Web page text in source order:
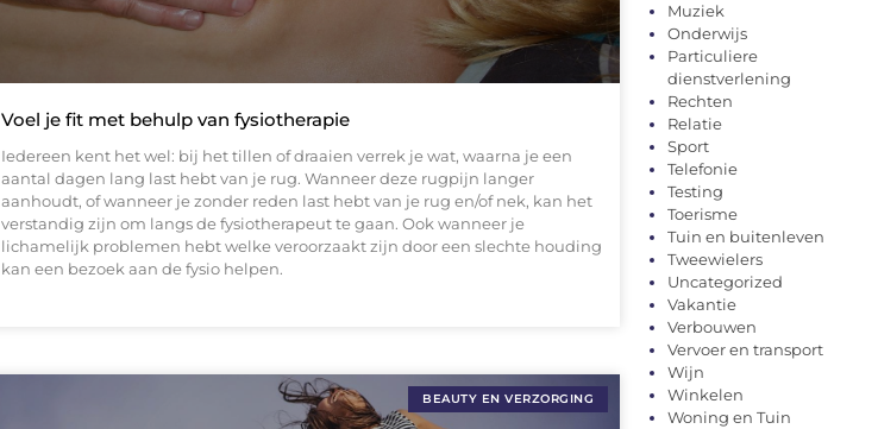
Voel je fit met behulp van fysiotherapie
Iedereen kent het wel: bij het tillen of draaien verrek je wat, waarna je een
aantal dagen lang last hebt van je rug. Wanneer deze rugpijn langer
aanhoudt, of wanneer je zonder reden last hebt van je rug en/of nek, kan het
verstandig zijn om langs de fysiotherapeut te gaan. Ook wanneer je
lichamelijk problemen hebt welke veroorzaakt zijn door een slechte houding
kan een bezoek aan de fysio helpen.
BEAUTY EN VERZORGING
Muziek
Onderwijs
Particuliere
dienstverlening
Rechten
Relatie
Sport
Telefonie
Testing
Toerisme
Tuin en buitenleven
Tweewielers
Uncategorized
Vakantie
Verbouwen
Vervoer en transport
Wijn
Winkelen
Woning en Tuin